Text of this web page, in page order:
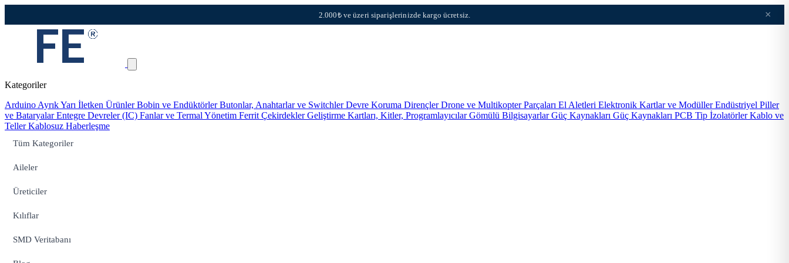
2.000₺ ve üzeri siparişlerinizde kargo ücretsiz. ×
Kategoriler
Arduino Ayrık Yarı İletken ÜrünlerBobin ve EndüktörlerButonlar, Anahtarlar ve SwitchlerDevre Koruma DirençlerDrone ve Multikopter Parçaları El Aletleri Elektronik Kartlar ve ModüllerEndüstriyel Piller
ve BataryalarEntegre Devreler (IC) Fanlar ve Termal Yönetim Ferrit ÇekirdeklerGeliştirme Kartları, Kitler, ProgramlayıcılarGömülü BilgisayarlarGüç Kaynakları Güç Kaynakları PCB Tip İzolatörlerKablo ve
TellerKablosuz Haberleşme
Tüm Kategoriler
Aileler
Üreticiler
Kılıflar
SMD Veritabanı